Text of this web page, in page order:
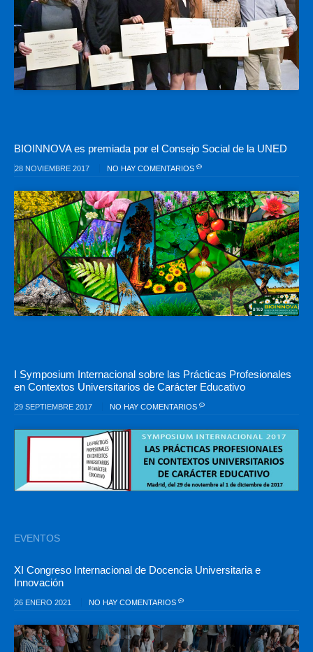
BIOINNOVA es premiada por el Consejo Social de la UNED
28 NOVIEMBRE 2017 NO HAY COMENTARIOS
I Symposium Internacional sobre las Prácticas Profesionales
en Contextos Universitarios de Carácter Educativo
29 SEPTIEMBRE 2017 NO HAY COMENTARIOS
EVENTOS
XI Congreso Internacional de Docencia Universitaria e
Innovación
26 ENERO 2021 NO HAY COMENTARIOS